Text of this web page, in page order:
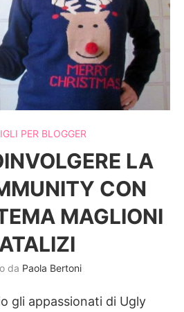
PER BLOGGER
LA
CON
MAGLIONI
da Paola Bertoni
gli appassionati di Ugly